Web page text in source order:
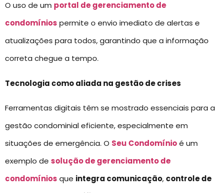
O uso de um portal de gerenciamento de
condomínios permite o envio imediato de alertas e
atualizações para todos, garantindo que a informação
correta chegue a tempo.
Tecnologia como aliada na gestão de crises
Ferramentas digitais têm se mostrado essenciais para a
gestão condominial eficiente, especialmente em
situações de emergência. O Seu Condomínioé um
exemplo de solução de gerenciamento de
condomínios que integra comunicação, controle de